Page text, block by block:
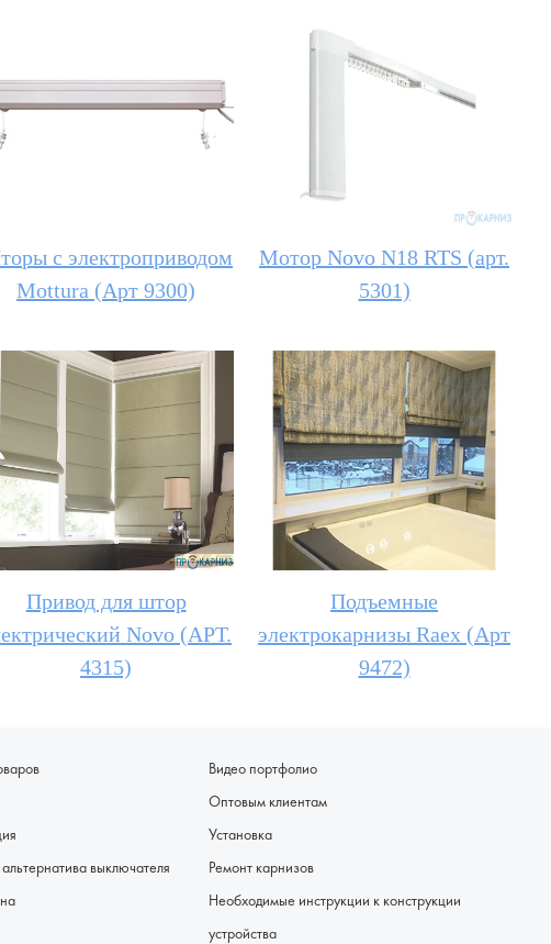
с электроприводом
Mottura (Арт 9300)
Мотор Novo N18 RTS (арт.
5301)
Привод для штор
Novo (АРТ.
4315)
Подъемные
электрокарнизы Raex (Арт
9472)
управления - альтернатива выключателя
Видео портфолио
Оптовым клиентам
Установка
Ремонт карнизов
Необходимые инструкции к конструкции
устройства